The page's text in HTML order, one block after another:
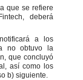
que se refiere
deberá
a los
no obtuvo la
que concluyó
así como los
b) siguiente.